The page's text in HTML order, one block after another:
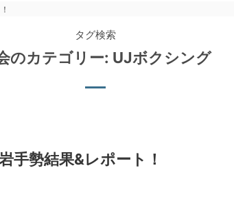
amateur boxing
タグ検索
のカテゴリー: UJボクシング
手勢結果&レポート！